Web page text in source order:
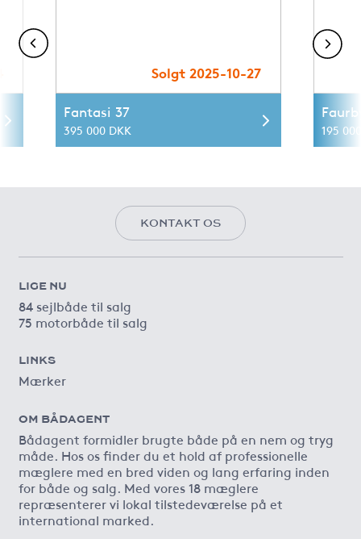
Solgt 2025-10-27
Fantasi 37
395 000 DKK 195
KONTAKT OS
LIGE NU
84 sejlbåde til salg
75 motorbåde til salg
LINKS
Mærker
OM BÅDAGENT
Bådagent formidler brugte både på en nem og tryg
måde. Hos os finder du et hold af professionelle
mæglere med en bred viden og lang erfaring inden
for både og salg. Med vores 18 mæglere
repræsenterer vi lokal tilstedeværelse på et
international marked.